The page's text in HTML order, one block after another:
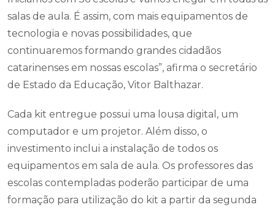
salas de aula. É assim, com mais equipamentos de
tecnologia e novas possibilidades, que
continuaremos formando grandes cidadãos
catarinenses em nossas escolas”, afirma o secretário
de Estado da Educação, Vitor Balthazar.
Cada kit entregue possui uma lousa digital, um
computador e um projetor. Além disso, o
investimento inclui a instalação de todos os
equipamentos em sala de aula. Os professores das
escolas contempladas poderão participar de uma
formação para utilização do kit a partir da segunda